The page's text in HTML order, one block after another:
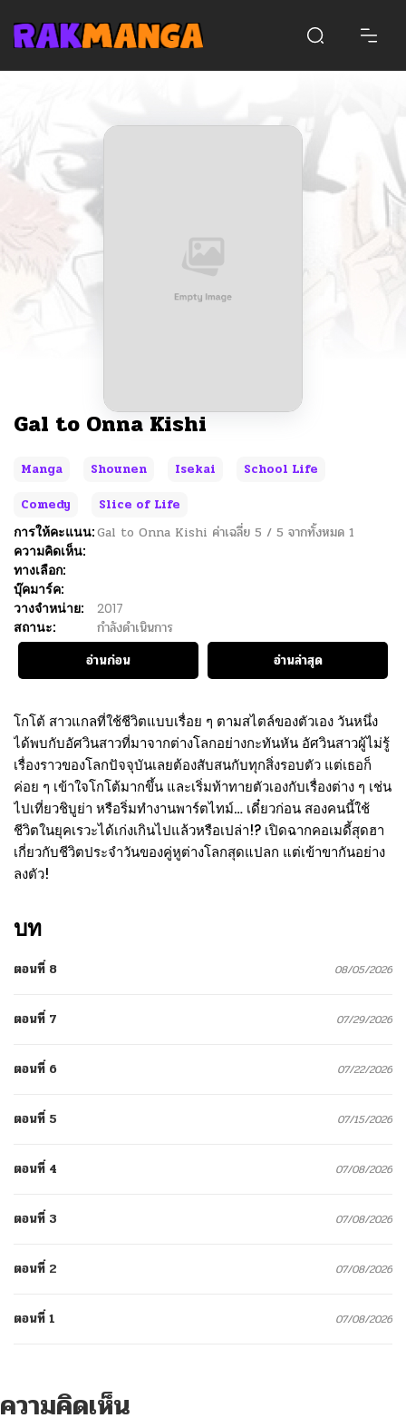
Gal to Onna Kishi
Manga Shounen Isekai
School Life
Comedy
Slice of Life
การให้คะแนน:Gal to Onna Kishi ค่าเฉลี่ย 5 / 5 จากทั้งหมด 1
ความคิดเห็น:
ทางเลือก:
บุ๊คมาร์ค:
วางจำหน่าย:
2017
สถานะ:
กำลังดำเนินการ
อ่านก่อน
อ่านล่าสุด
โกโต้ สาวแกลที่ใช้ชีวิตแบบเรื่อย ๆ ตามสไตล์ของตัวเอง วันหนึ่ง
ได้พบกับอัศวินสาวที่มาจากต่างโลกอย่างกะทันหัน อัศวินสาวผู้ไม่รู้
เรื่องราวของโลกปัจจุบันเลยต้องสับสนกับทุกสิ่งรอบตัว แต่เธอก็
ค่อย ๆ เข้าใจโกโต้มากขึ้น และเริ่มท้าทายตัวเองกับเรื่องต่าง ๆ เช่น
ไปเที่ยวชิบูย่า หรือริ่มทำงานพาร์ตไทม์… เดี๋ยวก่อน สองคนนี้ใช้
ชีวิตในยุคเรวะได้เก่งเกินไปแล้วหรือเปล่า!? เปิดฉากคอเมดี้สุดฮา
เกี่ยวกับชีวิตประจำวันของคู่หูต่างโลกสุดแปลก แต่เข้าขากันอย่าง
ลงตัว!
บท
ตอนที่ 8 08/05/2026
ตอนที่ 7 07/29/2026
ตอนที่ 6 07/22/2026
ตอนที่ 5 07/15/2026
ตอนที่ 4 07/08/2026
ตอนที่ 3 07/08/2026
ตอนที่ 2 07/08/2026
ตอนที่ 1 07/08/2026
ความคิดเห็น